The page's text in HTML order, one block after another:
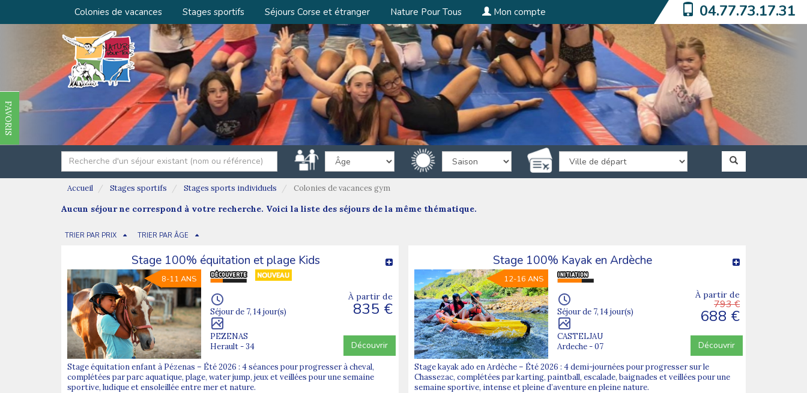
Colonies de vacances Stages sportifs Séjours Corse et étranger Nature Pour Tous Mon compte 04.77.73.17.31
FAVORIS
Accueil Stages sportifs Stages sports individuels Colonies de vacances gym
Aucun séjour ne correspond à votre recherche. Voici la liste des séjours de la même thématique.
TRIER PAR PRIX TRIER PAR ÂGE
Stage 100% équitation et plage Kids
8-11 ANS
Séjour de 7, 14 jour(s)
PEZENAS
Herault - 34
À partir de
835 €
Découvrir
Stage équitation enfant à Pézenas – Été 2026 : 4 séances pour progresser à cheval,
complétées par parc aquatique, plage, water jump, jeux et veillées pour une semaine
sportive, ludique et ensoleillée entre mer et nature.
Stage 100% Kayak en Ardèche
12-16 ANS
Séjour de 7, 14 jour(s)
CASTELJAU
Ardeche - 07
À partir de
793 €
688 €
Découvrir
Stage kayak ado en Ardèche – Été 2026 : 4 demi-journées pour progresser sur le
Chassezac, complétées par karting, paintball, escalade, baignades et veillées pour une
semaine sportive, intense et pleine d’aventure en pleine nature.